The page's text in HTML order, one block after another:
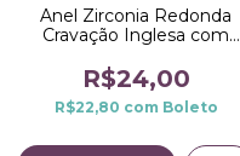
Anel Zirconia Redonda
Cravação Inglesa com
na Prata
R$24,00
R$22,80 com Boleto